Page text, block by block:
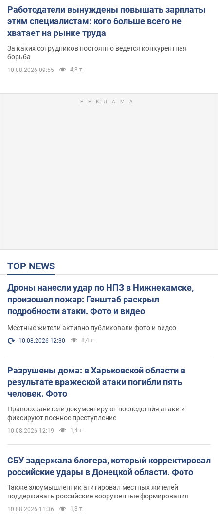
Работодатели вынуждены повышать зарплаты
этим специалистам: кого больше всего не
хватает на рынке труда
За каких сотрудников постоянно ведется конкурентная
борьба
10.08.2026 09:55 4,3 т.
TOP NEWS
Дроны нанесли удар по НПЗ в Нижнекамске,
произошел пожар: Генштаб раскрыл
подробности атаки. Фото и видео
Местные жители активно публиковали фото и видео
10.08.2026 12:30 8,4 т.
Разрушены дома: в Харьковской области в
результате вражеской атаки погибли пять
человек. Фото
Правоохранители документируют последствия атаки и
фиксируют военное преступление
10.08.2026 12:19 1,4 т.
СБУ задержала блогера, который корректировал
российские удары в Донецкой области. Фото
Также злоумышленник агитировал местных жителей
поддерживать российские вооруженные формирования
10.08.2026 11:36 1,3 т.